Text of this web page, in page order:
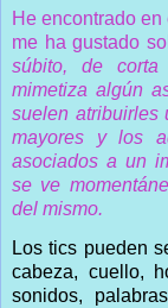
He encontrado
me ha gustado
súbito, de corta
mimetiza algún
suelen atribuirles
mayores y los
asociados a un
se ve
del mismo.
Los tics pueden
cabeza, cuello,
sonidos,